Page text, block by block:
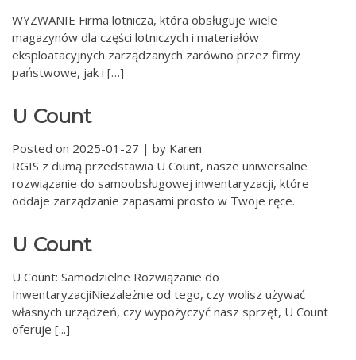
WYZWANIE Firma lotnicza, która obsługuje wiele
magazynów dla części lotniczych i materiałów
eksploatacyjnych zarządzanych zarówno przez firmy
państwowe, jak i […]
U Count
Posted on 2025-01-27 | by Karen
RGIS z dumą przedstawia U Count, nasze uniwersalne
rozwiązanie do samoobsługowej inwentaryzacji, które
oddaje zarządzanie zapasami prosto w Twoje ręce.
U Count
U Count: Samodzielne Rozwiązanie do
InwentaryzacjiNiezależnie od tego, czy wolisz używać
własnych urządzeń, czy wypożyczyć nasz sprzęt, U Count
oferuje [...]